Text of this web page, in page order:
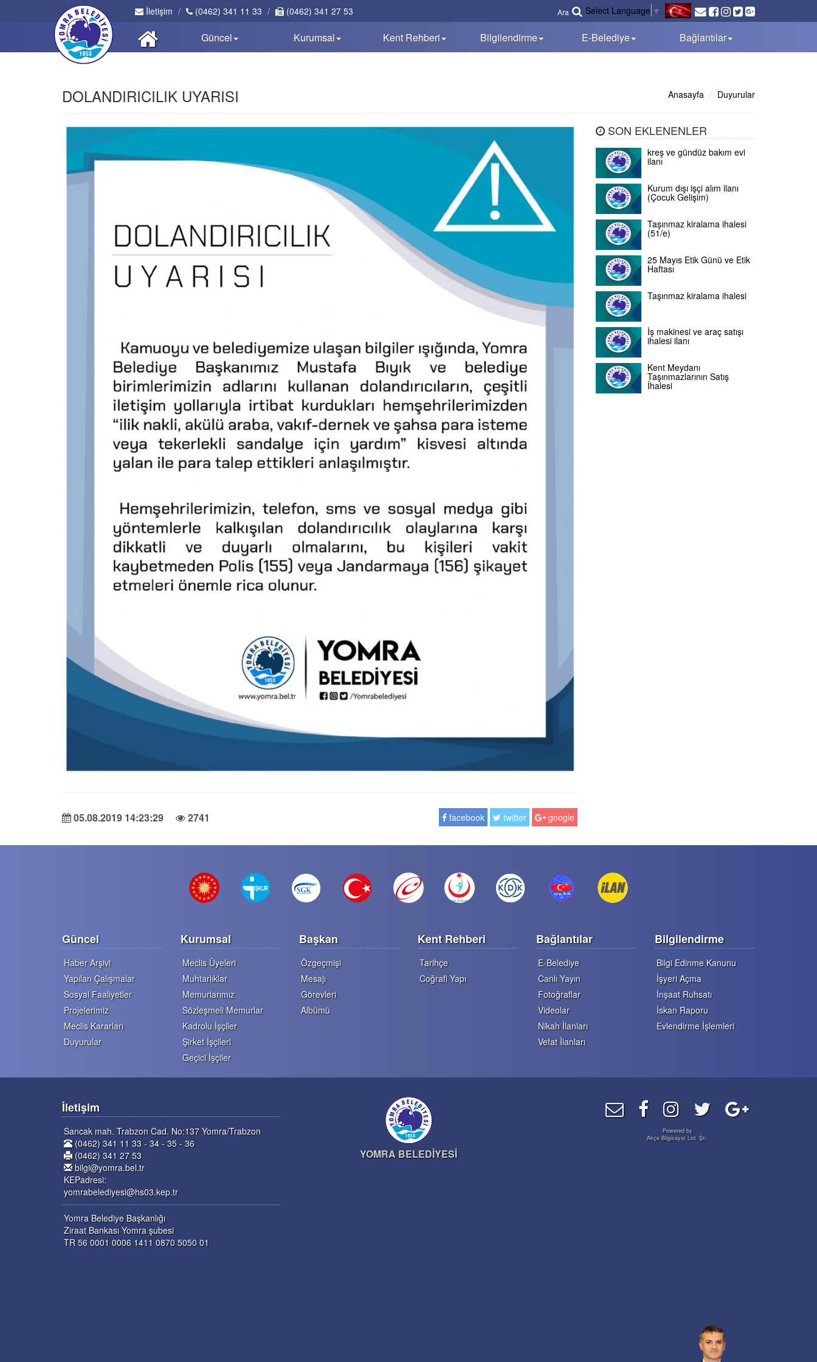
İletişim (0462) 341 11 33 (0462) 341 27 53 Ara Select Language ▼
Güncel Kurumsal Kent Rehberi Bilgilendirme E-Belediye Bağlantılar
DOLANDIRICILIK UYARISI Anasayfa Duyurular
05.08.2019 14:23:29 2741 facebook twitter google
SON EKLENENLER
kreş ve gündüz bakım evi
ilanı
Kurum dışı işçi alım ilanı
(Çocuk Gelişim)
Taşınmaz kiralama ihalesi
(51/e)
25 Mayıs Etik Günü ve Etik
Haftası
Taşınmaz kiralama ihalesi
İş makinesi ve araç satışı
ihalesi ilanı
Kent Meydanı
Taşınmazlarının Satış
İhalesi
Güncel
Haber Arşivi
Yapılan Çalışmalar
Sosyal Faaliyetler
Projelerimiz
Meclis Kararları
Duyurular
Kurumsal
Meclis Üyeleri
Muhtarlıklar
Memurlarımız
Sözleşmeli Memurlar
Kadrolu İşçiler
Şirket İşçileri
Geçici İşçiler
Başkan
Özgeçmişi
Mesajı
Görevleri
Albümü
Kent Rehberi
Tarihçe
Coğrafi Yapı
Bağlantılar
E-Belediye
Canlı Yayın
Fotoğraflar
Videolar
Nikah İlanları
Vefat İlanları
Bilgilendirme
Bilgi Edinme Kanunu
İşyeri Açma
İnşaat Ruhsatı
İskan Raporu
Evlendirme İşlemleri
İletişim
Sancak mah. Trabzon Cad. No:137 Yomra/Trabzon
(0462) 341 11 33 - 34 - 35 - 36
(0462) 341 27 53
bilgi@yomra.bel.tr
KEPadresi:
yomrabelediyesi@hs03.kep.tr
Yomra Belediye Başkanlığı
Ziraat Bankası Yomra şubesi
TR 56 0001 0006 1411 0870 5050 01
YOMRA BELEDİYESİ
Powered by
Akçe Bilgisayar Ltd. Şti.